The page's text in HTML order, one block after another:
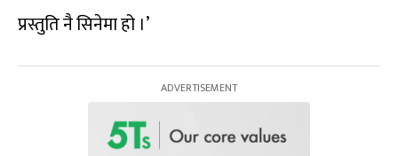
प्रस्तुति नै सिनेमा हो ।’